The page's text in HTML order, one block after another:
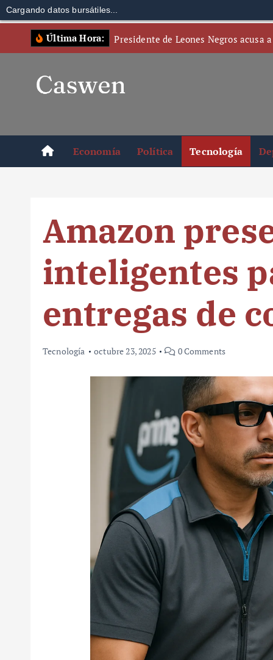
Cargando datos bursátiles...
Última Hora: Presidente de Leones Negros acusa
Economía Política Tecnología
Amazon
inteligentes
entregas de
Tecnología octubre 23, 2025 0 Comments